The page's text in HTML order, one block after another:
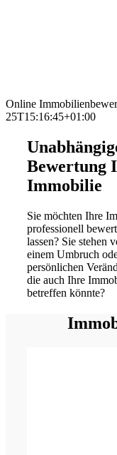
Online
25T15:16:45+01:00
Bewertung
Immobilie
Sie möchten Ihre
professionell
lassen? Sie stehen
einem Umbruch
persönlichen
die auch Ihre
betreffen könnte?